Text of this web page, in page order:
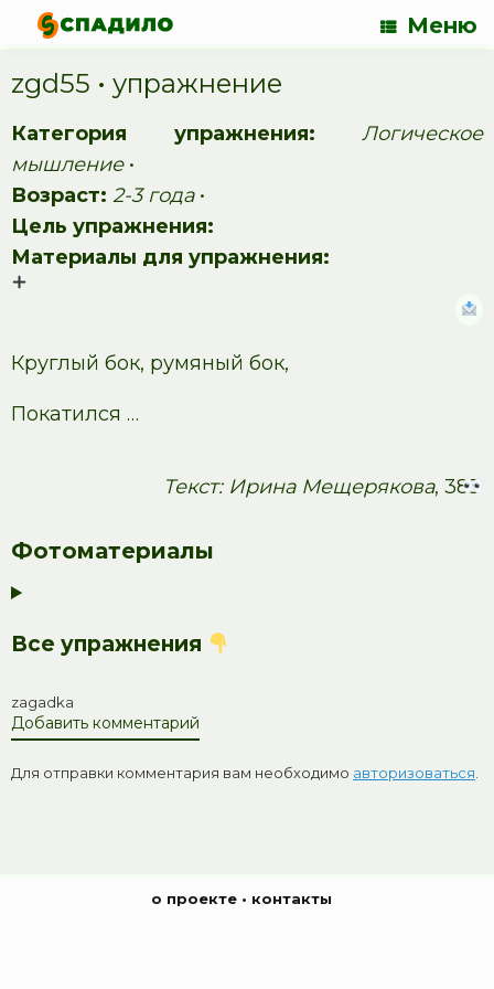
Меню
zgd55 • упражнение
Категория упражнения: Логическое
мышление•
Возраст: 2-3 года•
Цель упражнения:
Материалы для упражнения:
Круглый бок, румяный бок,
Покатился …
Текст: Ирина Мещерякова, 385
Фотоматериалы
Все упражнения
zagadka
Добавить комментарий
Для отправки комментария вам необходимо авторизоваться
о проекте • контакты